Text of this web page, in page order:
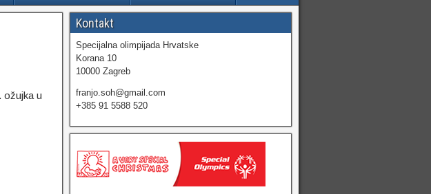
ožujka u
Kontakt
Specijalna olimpijada Hrvatske
Korana 10
10000 Zagreb
franjo.soh@gmail.com
+385 91 5588 520